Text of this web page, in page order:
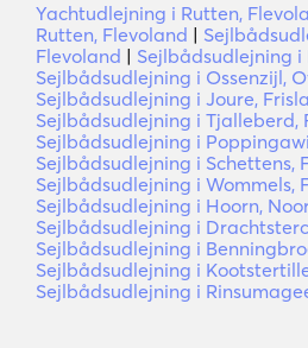
Yachtudlejning i Rutten,
Rutten, Flevoland |
Flevoland | Sejlbådsudlejning
Sejlbådsudlejning i Ossenzijl,
Sejlbådsudlejning i Joure,
Sejlbådsudlejning i Tjalleberd,
Sejlbådsudlejning i
Sejlbådsudlejning i Schettens,
Sejlbådsudlejning i Wommels,
Sejlbådsudlejning i Hoorn,
Sejlbådsudlejning i
Sejlbådsudlejning i
Sejlbådsudlejning i
Sejlbådsudlejning i